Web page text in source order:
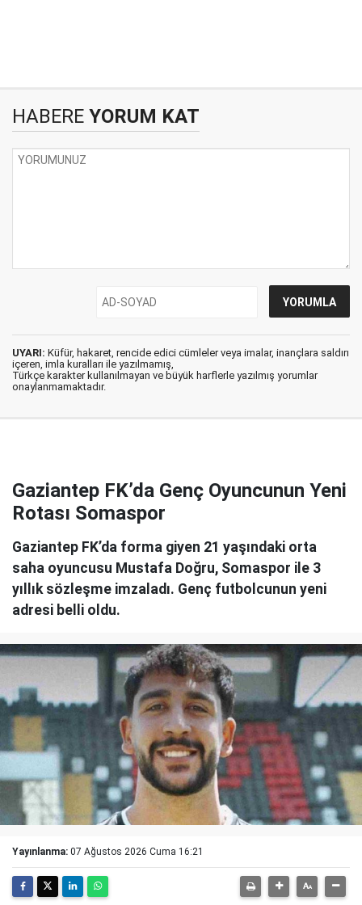
HABERE YORUM KAT
UYARI: Küfür, hakaret, rencide edici cümleler veya imalar, inançlara saldırı
içeren, imla kuralları ile yazılmamış,
Türkçe karakter kullanılmayan ve büyük harflerle yazılmış yorumlar
onaylanmamaktadır.
Gaziantep FK’da Genç Oyuncunun Yeni
Rotası Somaspor
Gaziantep FK’da forma giyen 21 yaşındaki orta
saha oyuncusu Mustafa Doğru, Somaspor ile 3
yıllık sözleşme imzaladı. Genç futbolcunun yeni
adresi belli oldu.
Yayınlanma: 07 Ağustos 2026 Cuma 16:21